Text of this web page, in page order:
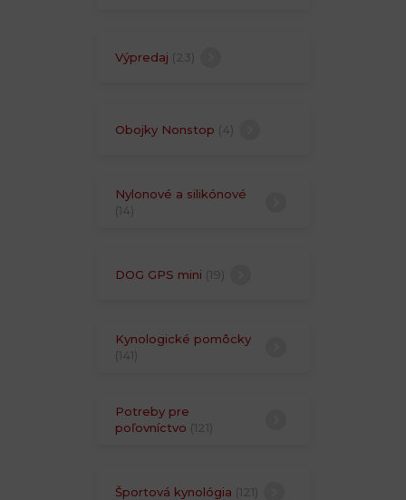
Výpredaj
Obojky Nonstop
Nylonové a silikónové
DOG GPS mini
Kynologické pomôcky
Potreby pre
poľovníctvo
Športová kynológia